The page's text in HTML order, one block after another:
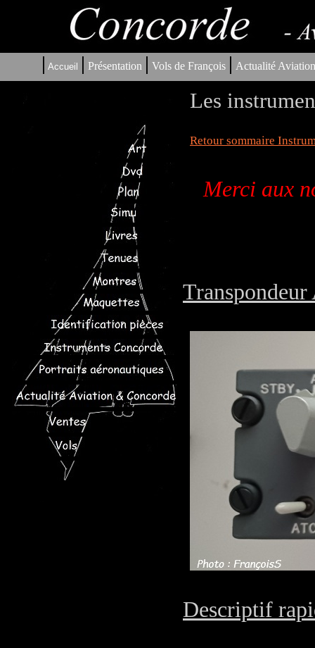
| Accueil | Présentation | Vols de François | Actualité
Les
Retour sommaire
Merci aux
Transpondeur
Descriptif